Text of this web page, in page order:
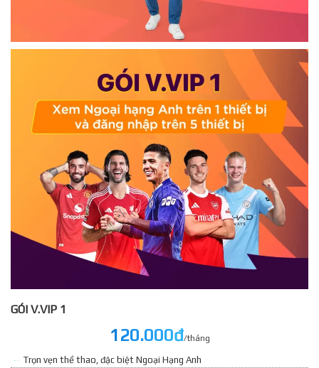
GÓI V.VIP 1
120.000đ/tháng
Trọn vẹn thể thao, đặc biệt Ngoại Hạng Anh